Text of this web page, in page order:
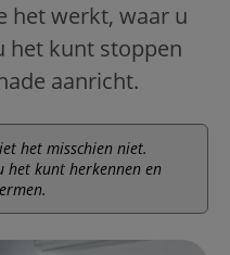
het werkt, waar u
het kunt stoppen
aanricht.
het misschien niet.
het kunt herkennen en